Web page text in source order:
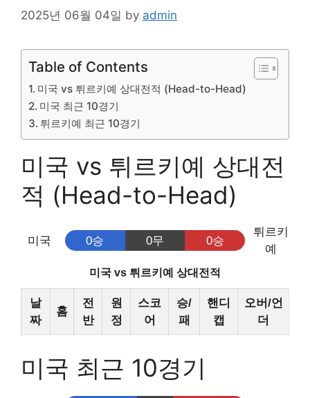
2025년 06월 04일 by admin
Table of Contents
미국 vs 튀르키예 상대전적 (Head-to-Head)
미국 최근 10경기
튀르키예 최근 10경기
미국 vs 튀르키예 상대전
적 (Head-to-Head)
미국 0승 0무 0승
튀르키
예
미국 vs 튀르키예 상대전적
날
짜
홈
전
반
원
정
스코
어
승/
패
핸디
캡
오버/언
더
미국 최근 10경기